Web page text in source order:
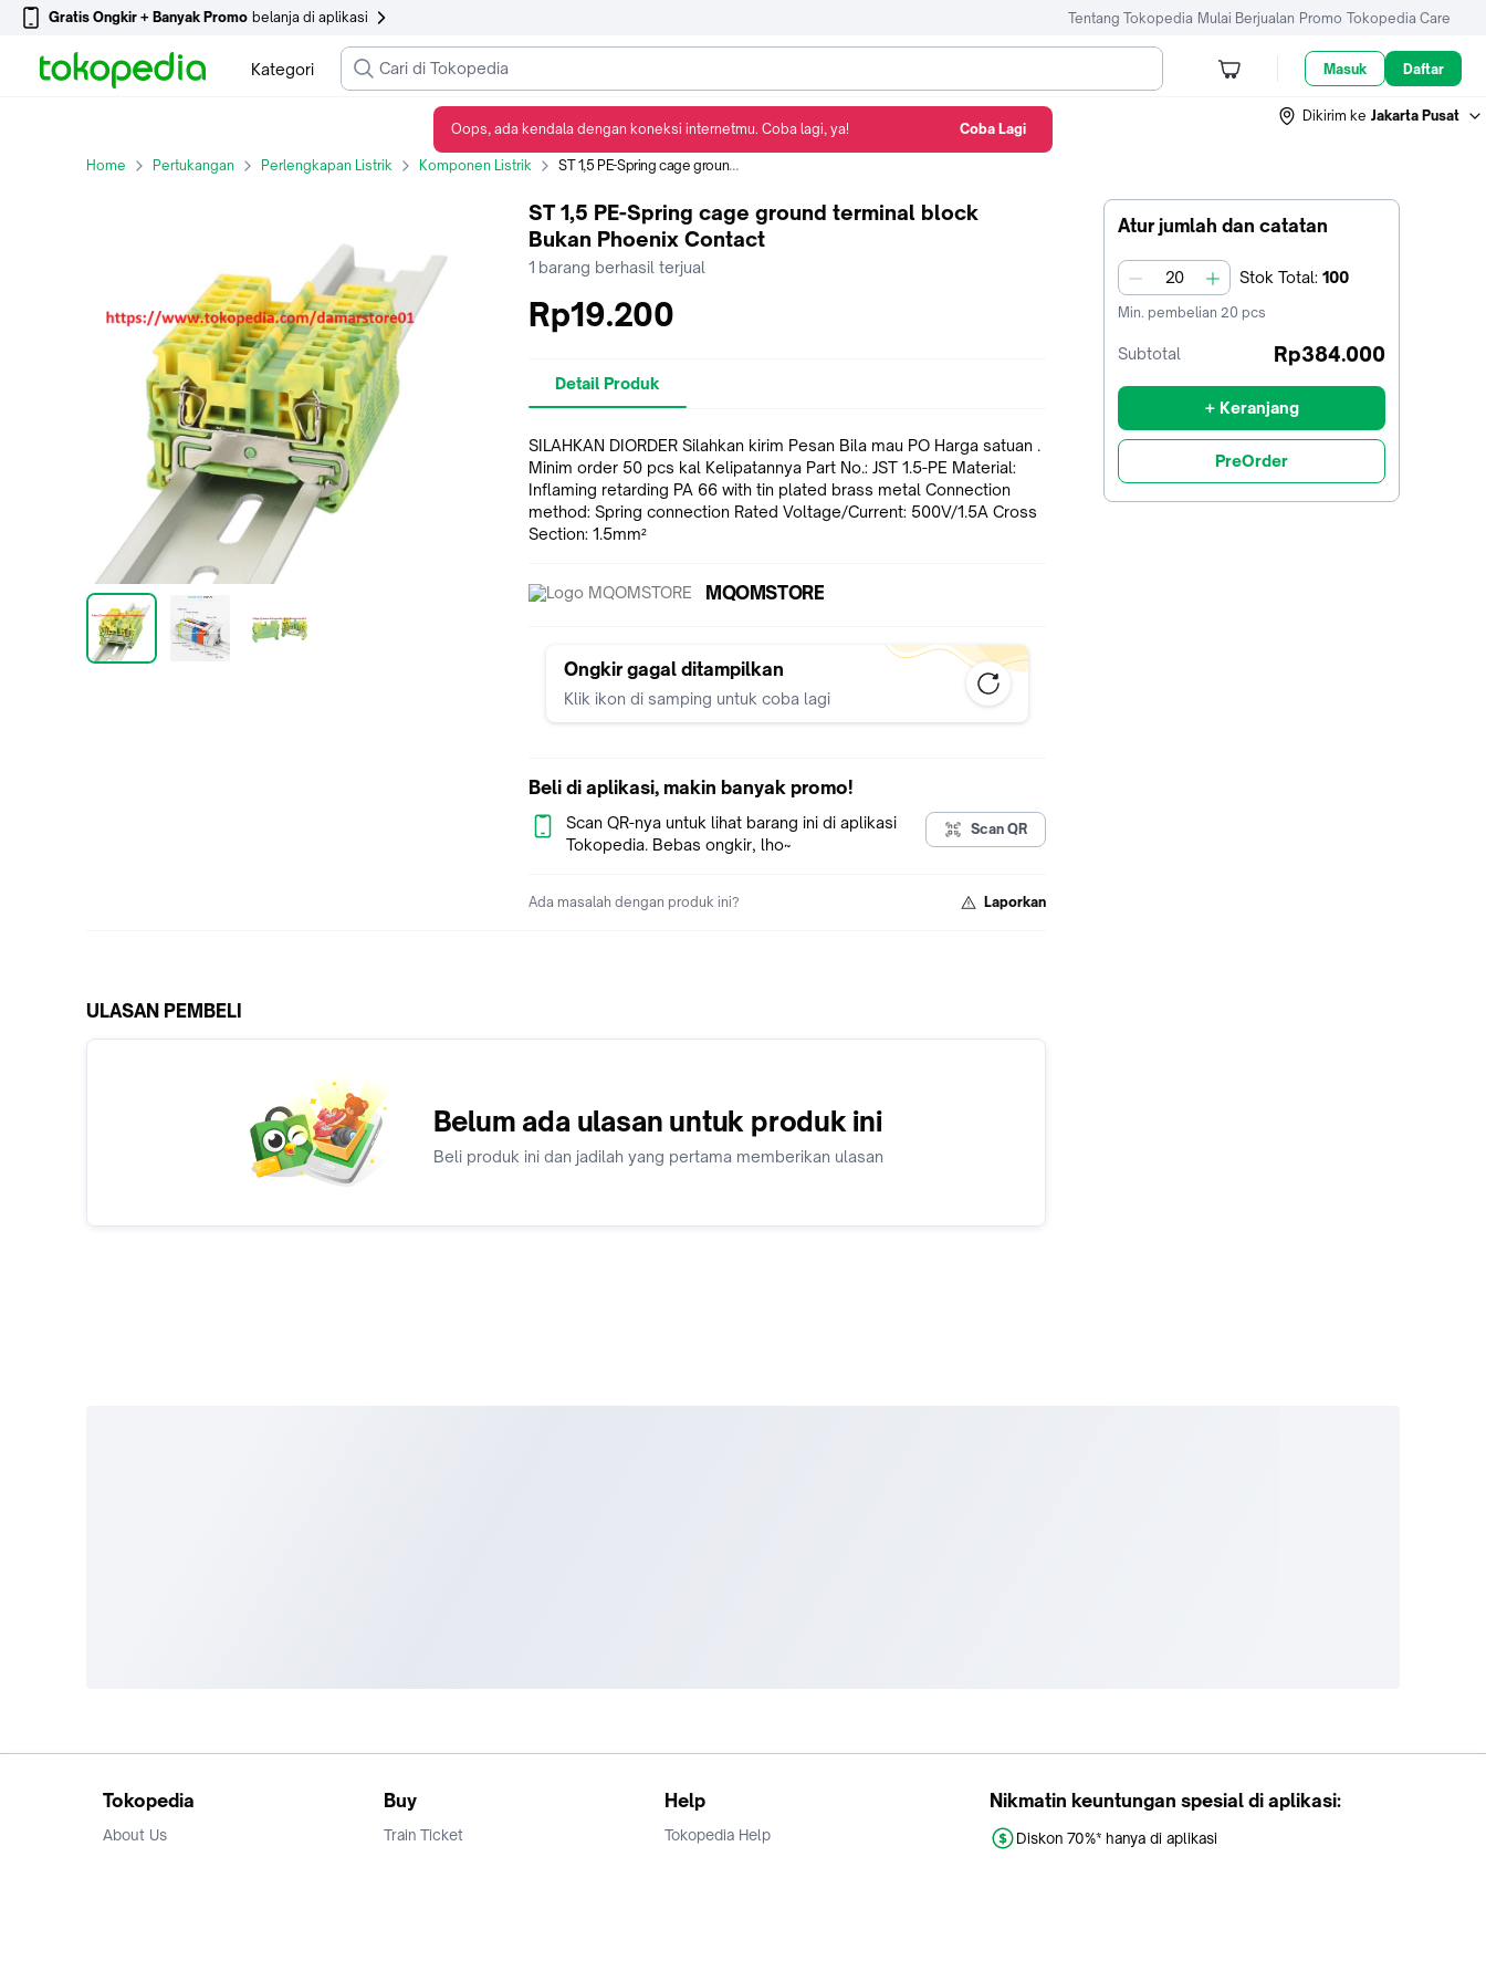
Gratis Ongkir + Banyak Promo belanja di aplikasi Tentang Tokopedia Mulai Berjualan Promo Tokopedia Care
Kategori Masuk Daftar
Dikirim ke Jakarta Pusat
Home Pertukangan Perlengkapan Listrik Komponen Listrik ST 1,5 PE-Spring cage ground terminal block Bukan Phoenix Contact
Atur jumlah dan catatan
jumlah Stok Total: 100
Min. pembelian 20 pcs
Subtotal Rp384.000
+ Keranjang
PreOrder
ST 1,5 PE-Spring cage ground terminal block
Bukan Phoenix Contact
1 barang berhasil terjual
Rp19.200
Detail Produk
SILAHKAN DIORDER Silahkan kirim Pesan Bila mau PO Harga satuan .
Minim order 50 pcs kal Kelipatannya Part No.: JST 1.5-PE Material:
Inflaming retarding PA 66 with tin plated brass metal Connection
method: Spring connection Rated Voltage/Current: 500V/1.5A Cross
Section: 1.5mm²
MQOMSTORE
Ongkir gagal ditampilkan
Klik ikon di samping untuk coba lagi
Beli di aplikasi, makin banyak promo!
Scan QR-nya untuk lihat barang ini di aplikasi
Tokopedia. Bebas ongkir, lho~
Scan QR
Ada masalah dengan produk ini? Laporkan
ULASAN PEMBELI
Belum ada ulasan untuk produk ini
Beli produk ini dan jadilah yang pertama memberikan ulasan
Tokopedia
About Us
Buy
Train Ticket
Help
Tokopedia Help
Nikmatin keuntungan spesial di aplikasi:
Diskon 70%* hanya di aplikasi
Oops, ada kendala dengan koneksi internetmu. Coba lagi, ya! Coba Lagi